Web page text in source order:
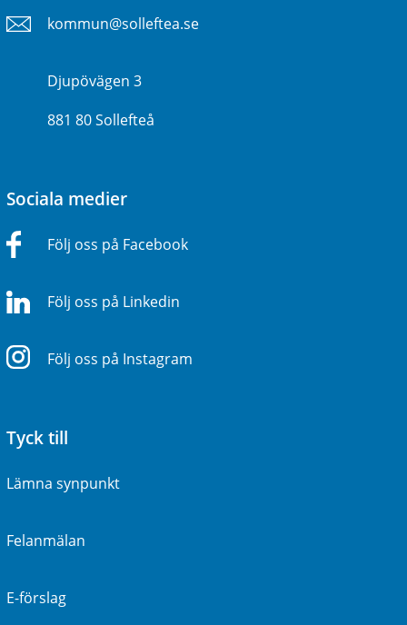
kommun@solleftea.se
Djupövägen 3
881 80 Sollefteå
Sociala medier
Följ oss på Facebook
Följ oss på Linkedin
Följ oss på Instagram
Tyck till
Lämna synpunkt
Felanmälan
E-förslag